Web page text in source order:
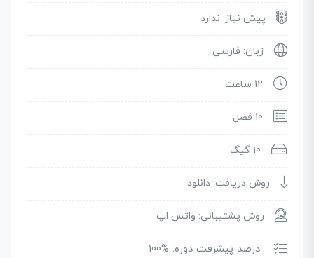
پیش نیاز: ندارد
زبان: فارسی
12 ساعت
10 فصل
10 گیگ
روش دریافت: دانلود
روش پشتیبانی: واتس اپ
درصد پیشرفت دوره: %100